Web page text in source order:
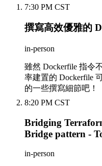
7:30 PM CST
撰寫高效優雅的
in-person
雖然 Dockerfile 指令
率建置的 Dockerfile
的一些撰寫細節吧！
8:20 PM CST
Bridging
Bridge pattern -
in-person